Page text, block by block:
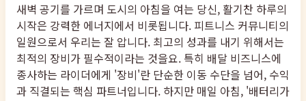
새벽 공기를 가르며 도시의 아침을 여는 당신, 활기찬 하루의
시작은 강력한 에너지에서 비롯됩니다. 피트니스 커뮤니티의
일원으로서 우리는 잘 압니다. 최고의 성과를 내기 위해서는
최적의 장비가 필수적이라는 것을요. 특히 배달 비즈니스에
종사하는 라이더에게 '장비'란 단순한 이동 수단을 넘어, 수익
과 직결되는 핵심 파트너입니다. 하지만 매일 아침, '배터리가